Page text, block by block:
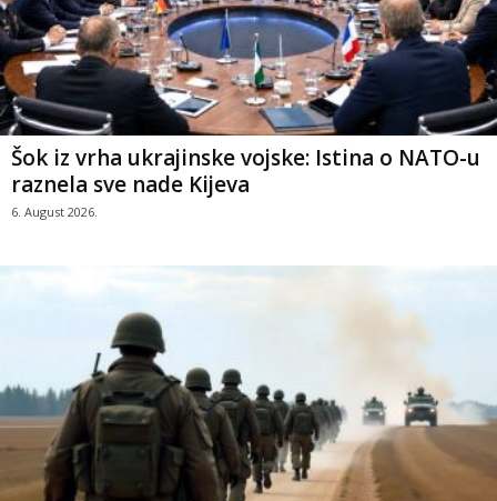
Šok iz vrha ukrajinske vojske: Istina o NATO-u
raznela sve nade Kijeva
6. August 2026.